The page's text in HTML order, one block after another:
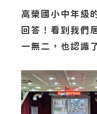
高榮國小中年級
回答！看到我們
一無二，也認識